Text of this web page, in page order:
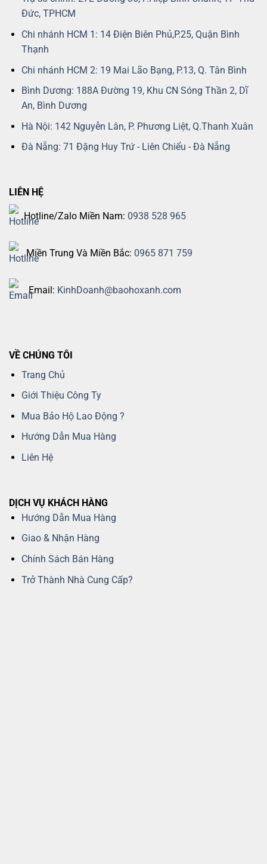
Đức, TPHCM
Chi nhánh HCM 1: 14 Điện Biên Phủ,P.25, Quận Bình
Thạnh
Chi nhánh HCM 2: 19 Mai Lão Bạng, P.13, Q. Tân Bình
Bình Dương: 188A Đường 19, Khu CN Sóng Thần 2, Dĩ
An, Bình Dương
Hà Nội: 142 Nguyễn Lân, P. Phương Liệt, Q.Thanh Xuân
Đà Nẵng: 71 Đặng Huy Trứ - Liên Chiểu - Đà Nẵng
LIÊN HỆ
Hotline/Zalo Miền Nam: 0938 528 965
Miền Trung Và Miền Bắc: 0965 871 759
Email: KinhDoanh@baohoxanh.com
VỀ CHÚNG TÔI
Trang Chủ
Giới Thiệu Công Ty
Mua Bảo Hộ Lao Động ?
Hướng Dẫn Mua Hàng
Liên Hệ
DỊCH VỤ KHÁCH HÀNG
Hướng Dẫn Mua Hàng
Giao & Nhận Hàng
Chính Sách Bán Hàng
Trở Thành Nhà Cung Cấp?